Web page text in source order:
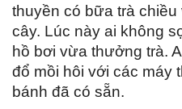
thuyền có bữa trà
cây. Lúc này ai không
hồ bơi vừa thưởng trà.
đổ mồi hôi với các máy
bánh đã có sẵn.